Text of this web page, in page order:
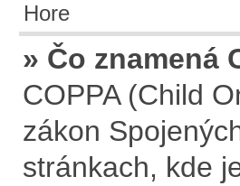
Hore
» Čo znamená
COPPA (Child
zákon
stránkach, kde